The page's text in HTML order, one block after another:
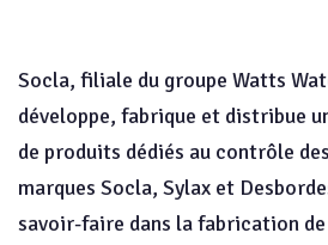
Socla, filiale du groupe Watts
développe, fabrique et distribue
de produits dédiés au contrôle
marques Socla, Sylax et
savoir-faire dans la fabrication